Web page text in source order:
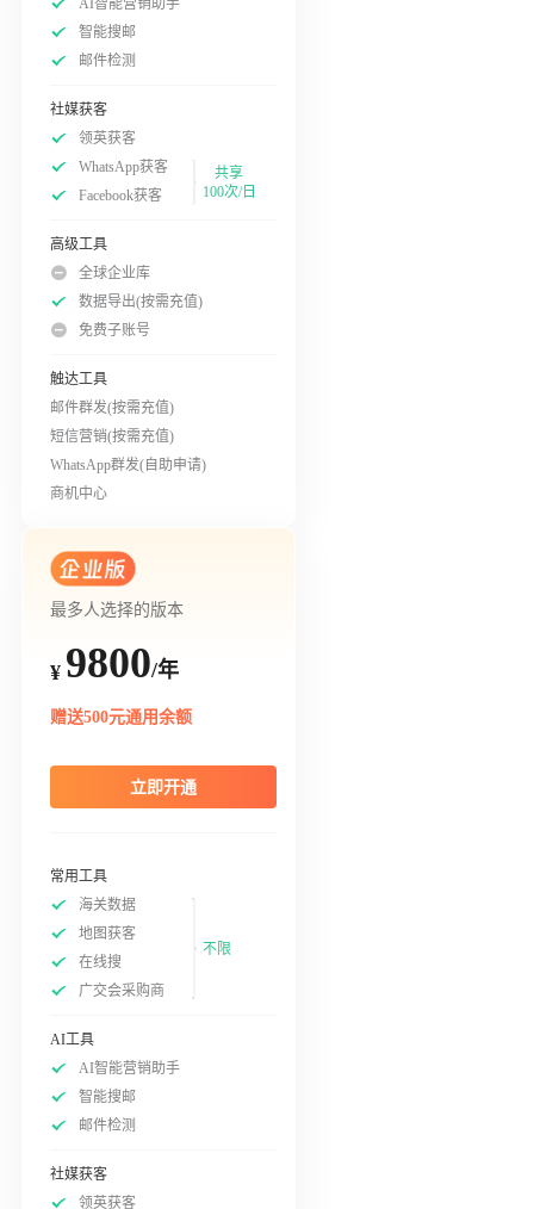
AI智能营销助手
智能搜邮
邮件检测
社媒获客
领英获客
WhatsApp获客
Facebook获客
共享
100次/日
高级工具
全球企业库
数据导出(按需充值)
免费子账号
触达工具
邮件群发(按需充值)
短信营销(按需充值)
WhatsApp群发(自助申请)
商机中心
最多人选择的版本
¥ 9800/年
赠送500元通用余额
立即开通
常用工具
海关数据
地图获客
在线搜
广交会采购商
不限
AI工具
AI智能营销助手
智能搜邮
邮件检测
社媒获客
领英获客